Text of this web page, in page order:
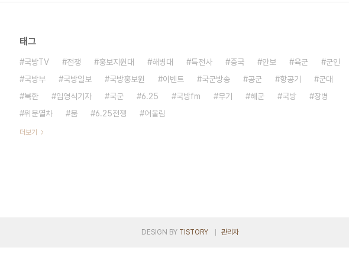
태그
국방TV 전쟁 홍보지원대 해병대 특전사 중국 안보 육군
군인
국방부
국방일보 국방홍보원 이벤트 국군방송 공군 항공기
군대
북한
임영식기자 국군 6.25 국방fm 무기 해군 국방
장병
위문열차
붐 6.25전쟁 어울림
더보기
DESIGN BY TISTORY 관리자